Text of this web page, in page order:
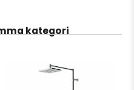
kategori